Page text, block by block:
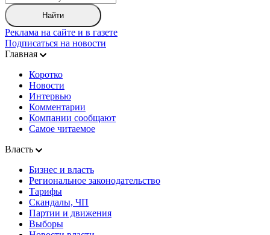
Найти
Реклама на сайте и в газете
Подписаться на новости
Главная
Коротко
Новости
Интервью
Комментарии
Компании сообщают
Самое читаемое
Власть
Бизнес и власть
Региональное законодательство
Тарифы
Скандалы, ЧП
Партии и движения
Выборы